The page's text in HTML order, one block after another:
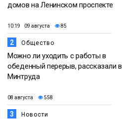
домов на Ленинском проспекте
10:19 09 августа 85
2 Общество
Можно ли уходить с работы в
обеденный перерыв, рассказали в
Минтруда
08 августа 558
3 Новости